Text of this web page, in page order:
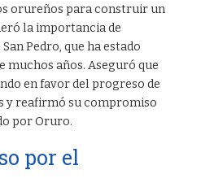
orureños para construir un
la importancia de
Pedro, que ha estado
muchos años. Aseguró que
en favor del progreso de
y reafirmó su compromiso
por Oruro.
por el